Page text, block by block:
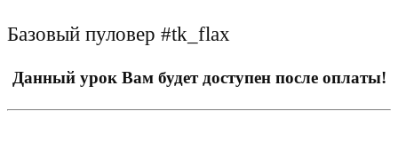
Базовый пуловер #tk_flax
Данный урок Вам будет доступен после оплаты!